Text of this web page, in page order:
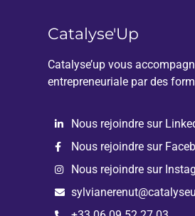
Catalyse'Up
Catalyse’up vous
entrepreneuriale par des
Nous rejoindre sur
Nous rejoindre sur
Nous rejoindre sur